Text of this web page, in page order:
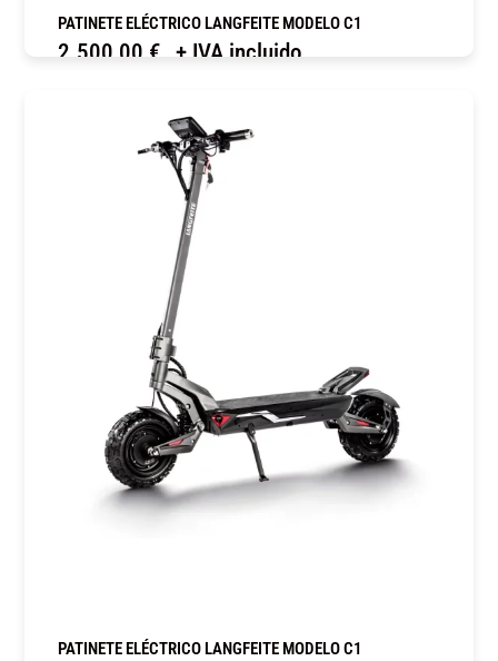
PATINETE ELÉCTRICO LANGFEITE MODELO C1
2.500,00 € + IVA incluido
PATINETE ELÉCTRICO LANGFEITE MODELO C1